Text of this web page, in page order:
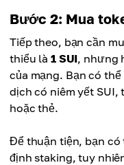
Bước 2: Mua
Tiếp theo, bạn cần
thiểu là 1 SUI, nhưng
của mạng. Bạn có
dịch có niêm yết
hoặc thẻ.
Để thuận tiện, bạn có
định staking, tuy